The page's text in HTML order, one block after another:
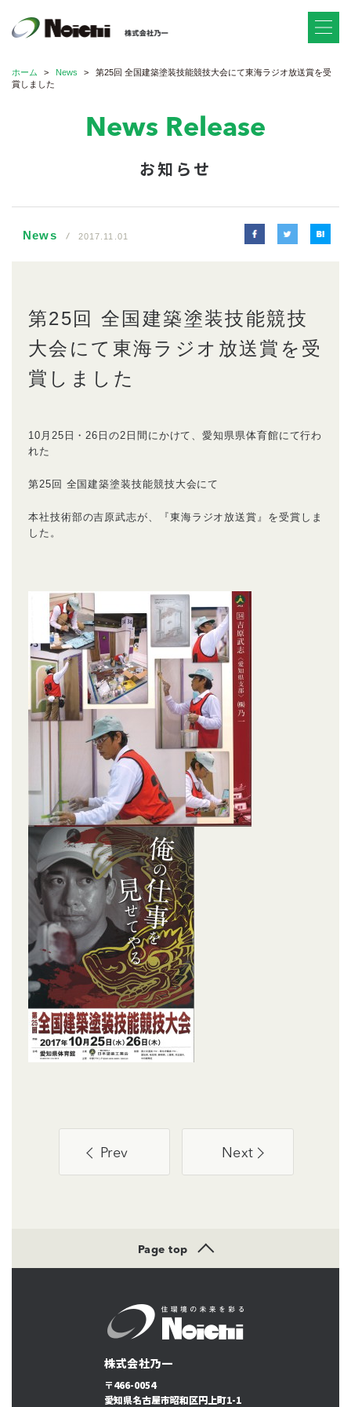
ホーム News
第25回 全国建築塗装技能競技大会にて東海ラジオ放送賞を受
賞しました
News Release
お知らせ
News 2017.11.01
第25回 全国建築塗装技能競技
大会にて東海ラジオ放送賞を受
賞しました
10月25日・26日の2日間にかけて、愛知県県体育館にて行わ
れた
第25回 全国建築塗装技能競技大会にて
本社技術部の吉原武志が、『東海ラジオ放送賞』を受賞しま
した。
Prev Next
Page top
株式会社乃一
〒466-0054
愛知県名古屋市昭和区円上町1-1